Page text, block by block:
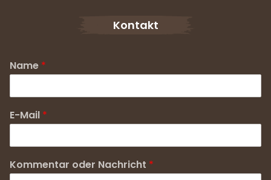
Kontakt
Name *
E-Mail *
Kommentar oder Nachricht *